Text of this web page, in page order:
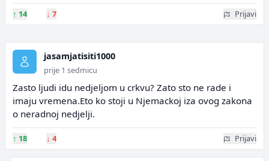
↑ 14 ↓ 7 Prijavi
jasamjatisiti1000
prije 1 sedmicu
Zasto ljudi idu nedjeljom u crkvu? Zato sto ne rade i
imaju vremena.Eto ko stoji u Njemackoj iza ovog zakona
o neradnoj nedjelji.
↑ 18 ↓ 4 Prijavi